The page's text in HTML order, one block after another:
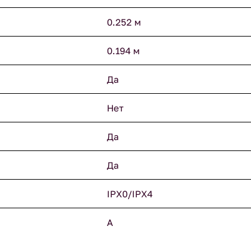
0.252 м
0.194 м
Да
Нет
Да
Да
IPX0/IPX4
A